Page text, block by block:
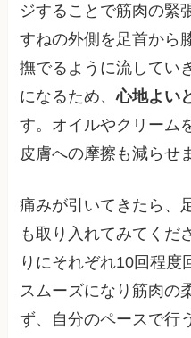
ジすることで筋肉の緊
すねの外側を足首から
撫でるように流してい
になるため、心地よい
す。オイルやクリーム
皮膚への摩擦も減らせ
痛みが引いてきたら、
も取り入れてみてくだ
りにそれぞれ10回程度
スムーズになり筋肉の
ず、自分のペースで行